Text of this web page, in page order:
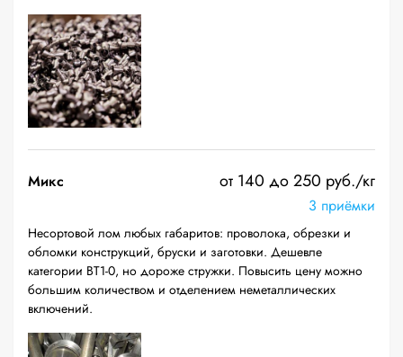
Микс от 140 до 250 руб./кг
3 приёмки
Несортовой лом любых габаритов: проволока, обрезки и
обломки конструкций, бруски и заготовки. Дешевле
категории ВТ1-0, но дороже стружки. Повысить цену можно
большим количеством и отделением неметаллических
включений.